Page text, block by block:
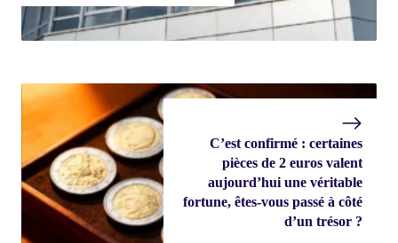
C’est confirmé : certaines
pièces de 2 euros valent
aujourd’hui une véritable
fortune, êtes-vous passé à côté
d’un trésor ?